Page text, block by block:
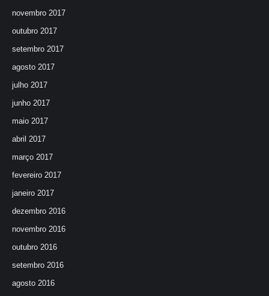
novembro 2017
outubro 2017
setembro 2017
agosto 2017
julho 2017
junho 2017
maio 2017
abril 2017
março 2017
fevereiro 2017
janeiro 2017
dezembro 2016
novembro 2016
outubro 2016
setembro 2016
agosto 2016